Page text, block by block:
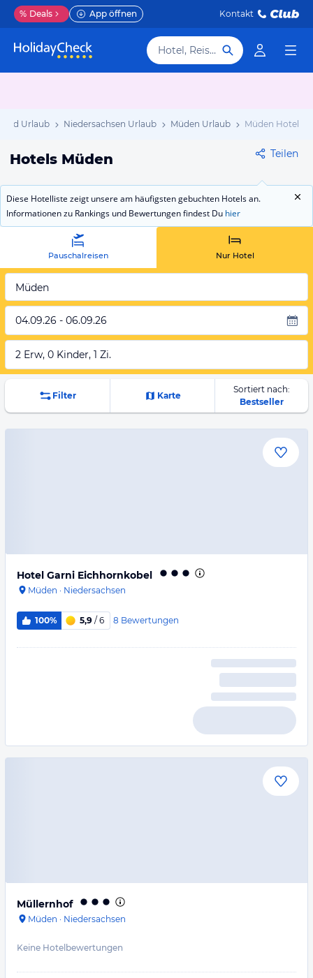
% Deals App öffnen Kontakt
Hotel, Reiseziel
Urlaub Niedersachsen Urlaub Müden Urlaub Müden Hotels
Hotels Müden Teilen
Diese Hotelliste zeigt unsere am häufigsten gebuchten Hotels an.
Informationen zu Rankings und Bewertungen findest Du hier
Pauschalreisen Nur Hotel
Müden
04.09.26 - 06.09.26
2 Erw, 0 Kinder, 1 Zi.
Filter Karte
Sortiert nach:
Bestseller
Hotel Garni Eichhornkobel
Müden · Niedersachsen
100% 5,9 / 6 8 Bewertungen
Müllernhof
Müden · Niedersachsen
Keine Hotelbewertungen